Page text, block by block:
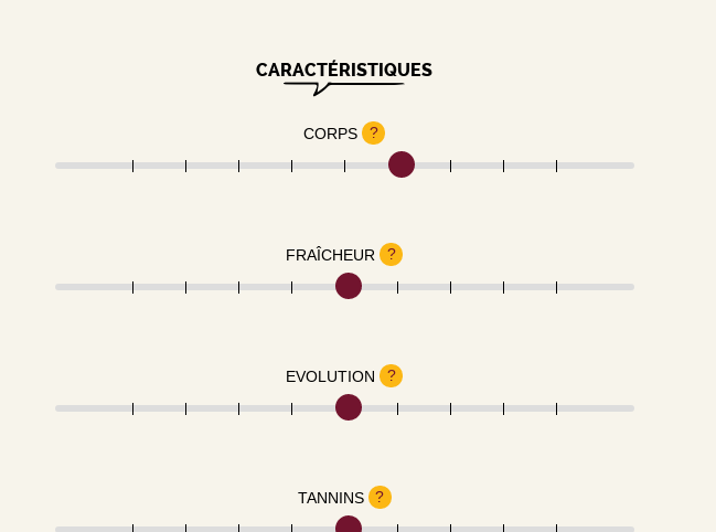
CARACTÉRISTIQUES
CORPS ?
FRAÎCHEUR ?
EVOLUTION ?
TANNINS ?